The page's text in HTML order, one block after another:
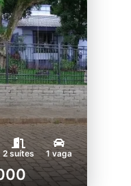
2 suítes 1 vaga